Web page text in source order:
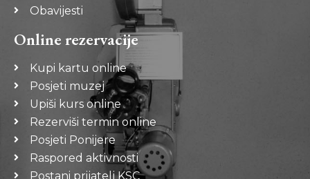
Obavijesti
Online rezervacije
Kupi kartu online
Posjeti muzej
Upiši kurs online
Rezerviši termin online
Posjeti Ponijere
Raspored aktivnosti
Postani prijatelj KSC